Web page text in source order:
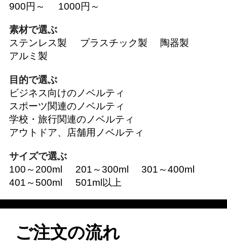
900円～
1000円～
素材で選ぶ
ステンレス製
プラスチック製
陶器製
アルミ製
目的で選ぶ
ビジネス向けのノベルティ
スポーツ関連のノベルティ
学校・旅行関連のノベルティ
アウトドア、店舗用ノベルティ
サイズで選ぶ
100～200ml
201～300ml
301～400ml
401～500ml
501ml以上
ご注文の流れ